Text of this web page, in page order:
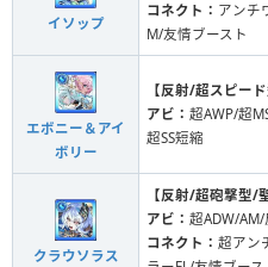
イソップ
コネクト： アンチ
M/友情ブースト
エボニー＆アイ
ボリー
【反射/超スピー
アビ： 超AWP/超
超SS短縮
クラウソラス
【反射/超砲撃型/
アビ： 超ADW/
コネクト： 超アン